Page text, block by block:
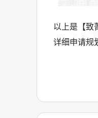
以上是【致
详细申请规